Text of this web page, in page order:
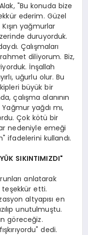
"Bu konuda bize
ederim. Güzel
yağmurlar
duruyorduk.
Çalışmaları
diliyorum. Biz,
İnşallah
uğurlu olur. Bu
büyük bir
çalışma alanının
yağdı mı,
Çok kötü bir
nedeniyle emeği
ifadelerini kullandı.
SIKINTIMIZDI"
anlatarak
teşekkür etti.
altyapısı en
unutulmuştu.
göreceğiz.
dedi.